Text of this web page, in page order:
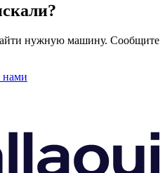
нужную машину. Сообщите
нами